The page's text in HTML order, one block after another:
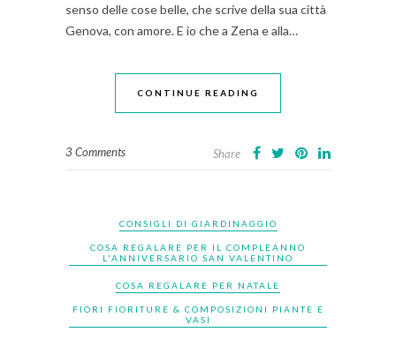
senso delle cose belle, che scrive della sua città
Genova, con amore. E io che a Zena e alla…
CONTINUE READING
3 Comments Share
CONSIGLI DI GIARDINAGGIO
COSA REGALARE PER IL COMPLEANNO
L'ANNIVERSARIO SAN VALENTINO
COSA REGALARE PER NATALE
FIORI FIORITURE & COMPOSIZIONI PIANTE E
VASI